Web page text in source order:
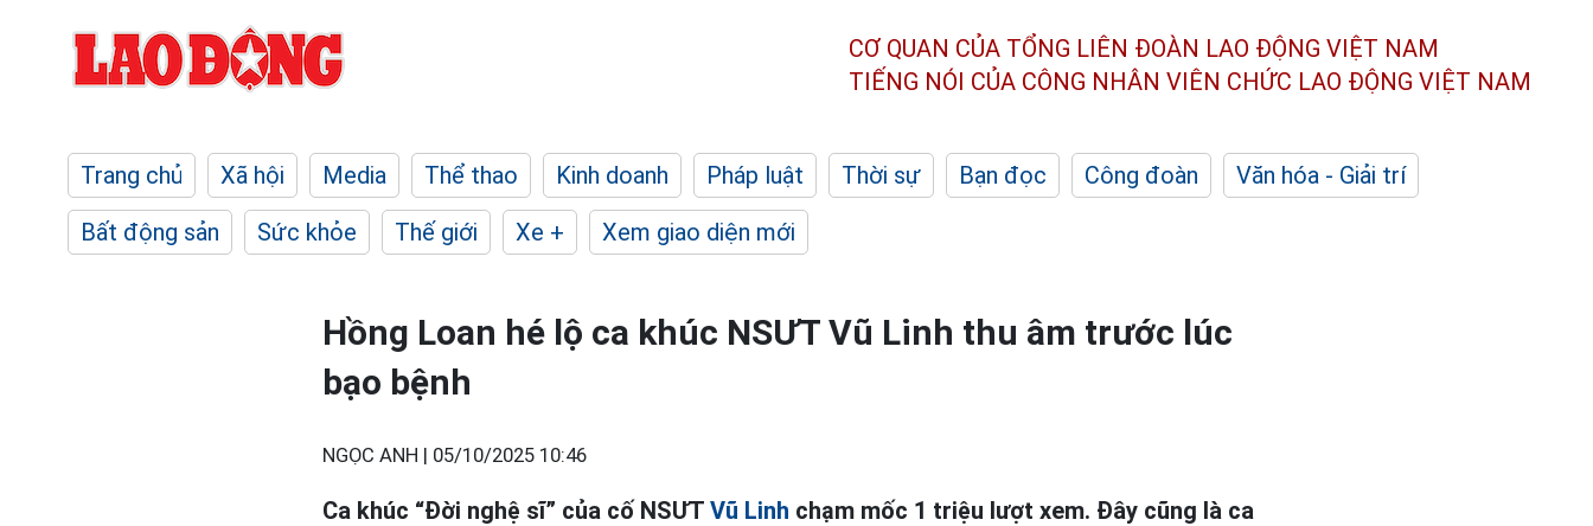
CƠ QUAN CỦA TỔNG LIÊN ĐOÀN LAO ĐỘNG VIỆT NAM
TIẾNG NÓI CỦA CÔNG NHÂN VIÊN CHỨC LAO ĐỘNG VIỆT NAM
Trang chủ Xã hội Media Thể thao Kinh doanh Pháp luật Thời sự Bạn đọc Công đoàn
Văn hóa - Giải trí
Bất động sản
Sức khỏe Thế giới Xe + Xem giao diện mới
Hồng Loan hé lộ ca khúc NSƯT Vũ Linh thu âm trước lúc
bạo bệnh
NGỌC ANH | 05/10/2025 10:46
Ca khúc “Đời nghệ sĩ” của cố NSƯT Vũ Linh chạm mốc 1 triệu lượt xem. Đây cũng là ca